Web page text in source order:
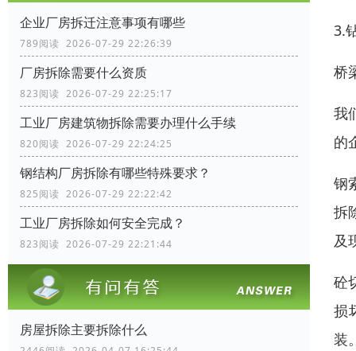
企业厂房拆迁注意事项有哪些
789阅读 2026-07-29 22:26:39
厂房拆除需要什么资质
823阅读 2026-07-29 22:25:17
工业厂房建筑物拆除需要办理什么手续
820阅读 2026-07-29 22:24:25
钢结构厂房拆除有哪些特殊要求？
825阅读 2026-07-29 22:22:42
工业厂房拆除如何安全完成？
823阅读 2026-07-29 22:21:44
房屋拆除主要拆除什么
3.
桥
我
的
钢
拆
及
砼
损
装